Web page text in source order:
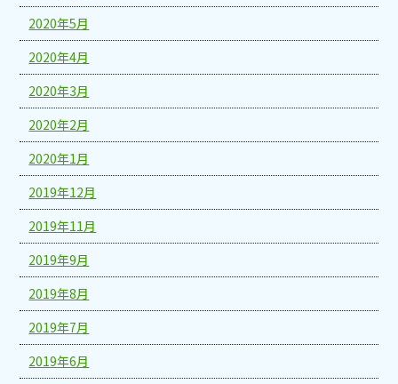
2020年5月
2020年4月
2020年3月
2020年2月
2020年1月
2019年12月
2019年11月
2019年9月
2019年8月
2019年7月
2019年6月